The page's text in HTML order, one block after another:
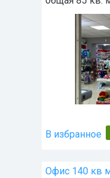
В избранное
Офис 140 кв